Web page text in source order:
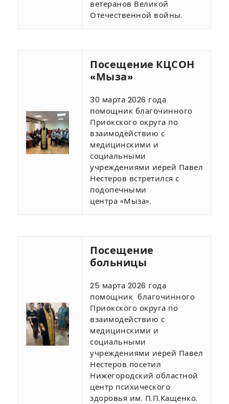
ветеранов Великой
Отечественной войны.
Посещение КЦСОН
«Мыза»
30 марта 2026 года
помощник благочинного
Приокского округа по
взаимодействию с
медицинскими и
социальными
учреждениями иерей Павел
Нестеров встретился с
подопечными
центра «Мыза».
Посещение
больницы
25 марта 2026 года
помощник благочинного
Приокского округа по
взаимодействию с
медицинскими и
социальными
учреждениями иерей Павел
Нестеров посетил
Нижегородский областной
центр психического
здоровья им. П.П.Кащенко.